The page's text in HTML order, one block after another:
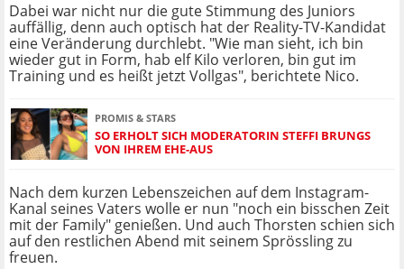
Dabei war nicht nur die gute Stimmung des Juniors
auffällig, denn auch optisch hat der Reality-TV-Kandidat
eine Veränderung durchlebt. "Wie man sieht, ich bin
wieder gut in Form, hab elf Kilo verloren, bin gut im
Training und es heißt jetzt Vollgas", berichtete Nico.
PROMIS & STARS
SO ERHOLT SICH MODERATORIN STEFFI BRUNGS
VON IHREM EHE-AUS
Nach dem kurzen Lebenszeichen auf dem Instagram-
Kanal seines Vaters wolle er nun "noch ein bisschen Zeit
mit der Family" genießen. Und auch Thorsten schien sich
auf den restlichen Abend mit seinem Sprössling zu
freuen.